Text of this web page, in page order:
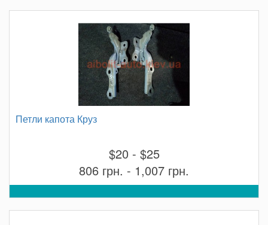
Петли капота Круз
$20 - $25
806 грн. - 1,007 грн.